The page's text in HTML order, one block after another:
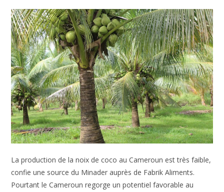
La production de la noix de coco au Cameroun est très faible,
confie une source du Minader auprès de Fabrik Aliments.
Pourtant le Cameroun regorge un potentiel favorable au